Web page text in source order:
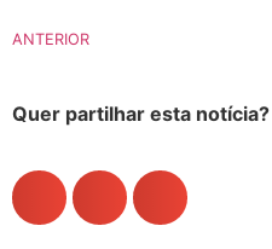
ANTERIOR
Quer partilhar esta notícia?